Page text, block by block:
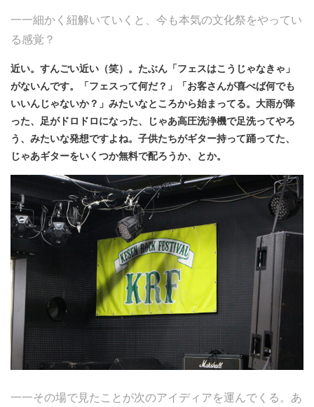
一一細かく紐解いていくと、今も本気の文化祭をやってい
る感覚？
近い。すんごい近い（笑）。たぶん「フェスはこうじゃなきゃ」
がないんです。「フェスって何だ？」「お客さんが喜べば何でも
いいんじゃないか？」みたいなところから始まってる。大雨が降
った、足がドロドロになった、じゃあ高圧洗浄機で足洗ってやろ
う、みたいな発想ですよね。子供たちがギター持って踊ってた、
じゃあギターをいくつか無料で配ろうか、とか。
一一その場で見たことが次のアイディアを運んでくる。あ